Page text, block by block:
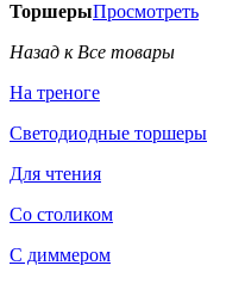
ТоршерыПросмотреть
Назад к Все товары
На треноге
Светодиодные торшеры
Для чтения
Со столиком
С диммером